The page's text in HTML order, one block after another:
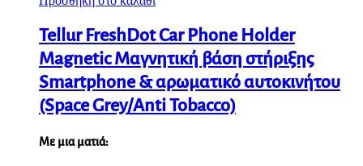
Tellur FreshDot Car Phone Holder
Magnetic Μαγνητική βάση στήριξης
Smartphone & αρωματικό αυτοκινήτου
(Space Grey/Anti Tobacco)
Με μια ματιά: